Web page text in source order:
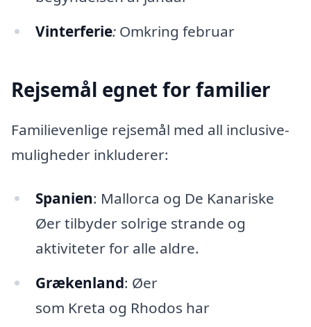
Vinterferie:Omkring februar
Rejsemål egnet for familier
Familievenlige rejsemål med all inclusive-
muligheder inkluderer:
Spanien: Mallorca og De Kanariske
Øer tilbyder solrige strande og
aktiviteter for alle aldre.
Grækenland: Øer
som Kreta og Rhodos har